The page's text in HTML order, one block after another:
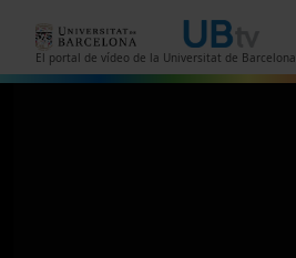
El portal de vídeo de la Universitat de Barcelona